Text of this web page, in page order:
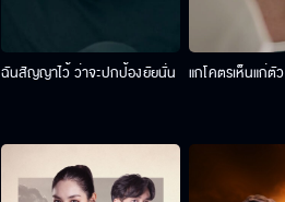
ฉันสัญญาไว้ ว่าจะปกป้องยัยนั่น แกโคตรเห็นแก่ตั